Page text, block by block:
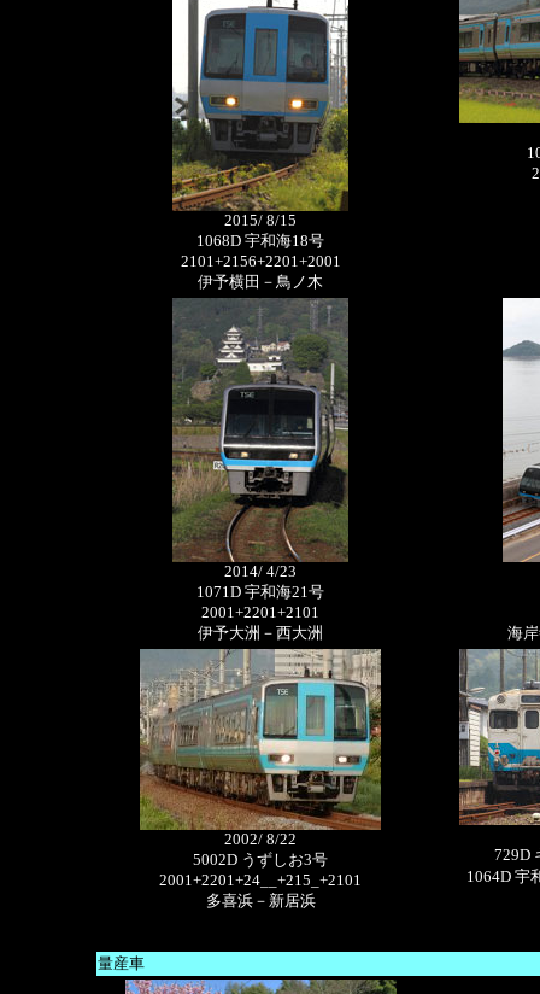
2015/ 8/15
1068D 宇和海18号
2101+2156+2201+2001
伊予横田－鳥ノ木
2014/ 4/23
1071D 宇和海21号
2001+2201+2101
伊予大洲－西大洲
海
2002/ 8/22
5002D うずしお3号
2001+2201+24__+215_+2101
多喜浜－新居浜
729D
1064D 宇
量産車